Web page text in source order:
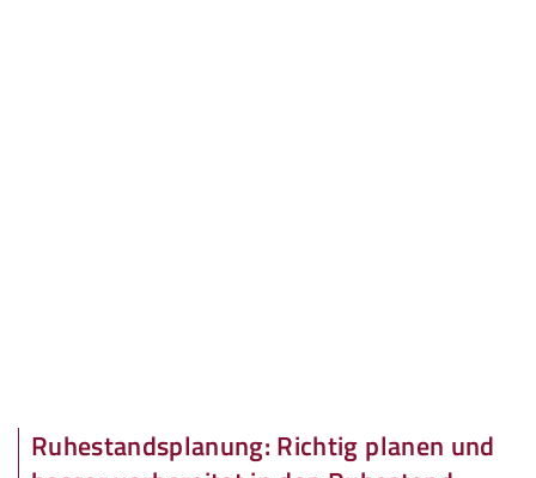
Ruhestandsplanung: Richtig planen und